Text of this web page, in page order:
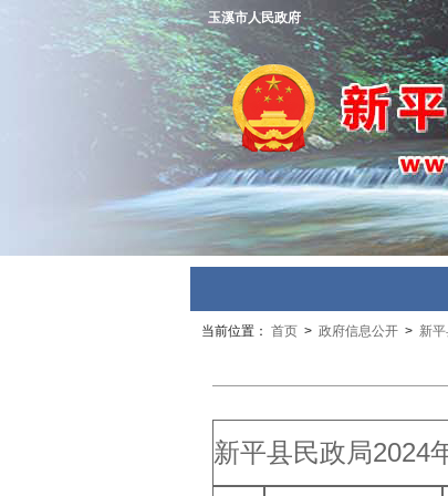
玉溪市人民政府
当前位置： 首页 > 政府信息公开 > 新
新平县民政局2024